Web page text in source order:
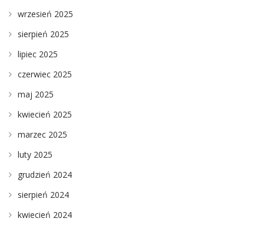
wrzesień 2025
sierpień 2025
lipiec 2025
czerwiec 2025
maj 2025
kwiecień 2025
marzec 2025
luty 2025
grudzień 2024
sierpień 2024
kwiecień 2024